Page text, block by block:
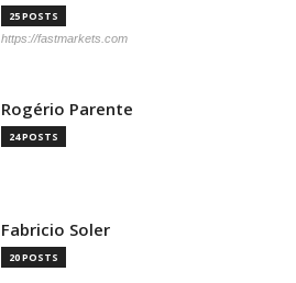
25 POSTS
https://fastmarkets.com
Rogério Parente
24 POSTS
Fabricio Soler
20 POSTS